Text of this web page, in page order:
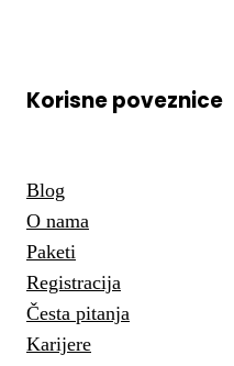
Korisne poveznice
Blog
O nama
Paketi
Registracija
Česta pitanja
Karijere